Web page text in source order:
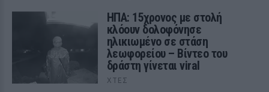
ΗΠΑ: 15χρονος με στολή
κλόουν δολοφόνησε
ηλικιωμένο σε στάση
λεωφορείου – Βίντεο του
δράστη γίνεται viral
ΧΤΕΣ